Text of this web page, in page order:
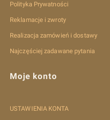
Polityka Prywatności
Reklamacje i zwroty
Realizacja zamówień i dostawy
Najczęściej zadawane pytania
Moje konto
USTAWIENIA KONTA